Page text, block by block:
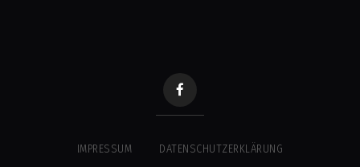
IMPRESSUM DATENSCHUTZERKLÄRUNG